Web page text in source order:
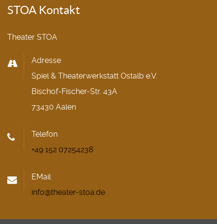
STOA Kontakt
Theater STOA
Adresse
Spiel & Theaterwerkstatt Ostalb e.V.
Bischof-Fischer-Str. 43A
73430 Aalen
Telefon
+49 152 07254238
EMail
info@theater-stoa.de